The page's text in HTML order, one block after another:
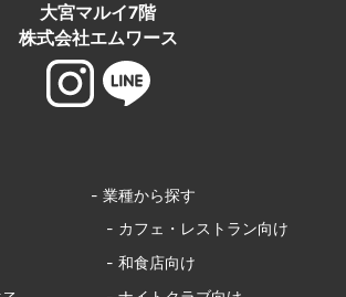
大宮マルイ7階
株式会社エムワース
- 業種から探す
- カフェ・レストラン向け
- 和食店向け